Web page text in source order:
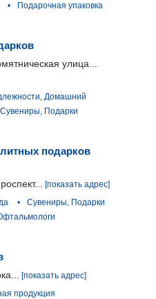
•
Подарочная упаковка
улица...
Домашний
Сувениры, Подарки
подарков
[показать адрес]
•
Сувениры, Подарки
[показать адрес]
продукция